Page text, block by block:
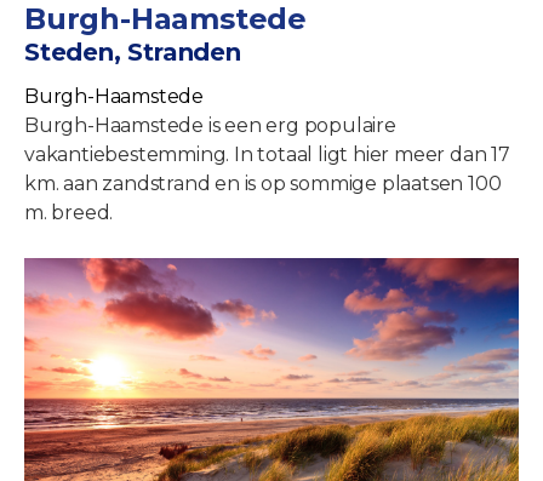
Burgh-Haamstede
Steden, Stranden
Burgh-Haamstede
Burgh-Haamstede is een erg populaire
vakantiebestemming. In totaal ligt hier meer dan 17
km. aan zandstrand en is op sommige plaatsen 100
m. breed.